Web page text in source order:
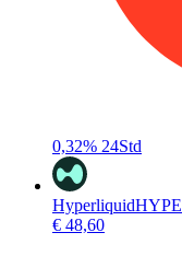
0,32% 24Std
HyperliquidHYPE
€ 48,60